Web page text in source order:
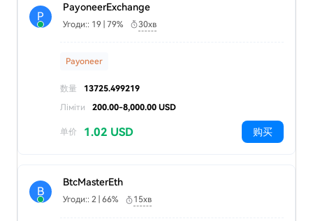
P
PayoneerExchange
Угоди:: 19 | 79% 30хв
Payoneer
数量
13725.499219
Ліміти
200.00-8,000.00 USD
单价 1.02 USD 购买
B
BtcMasterEth
Угоди:: 2 | 66% 15хв